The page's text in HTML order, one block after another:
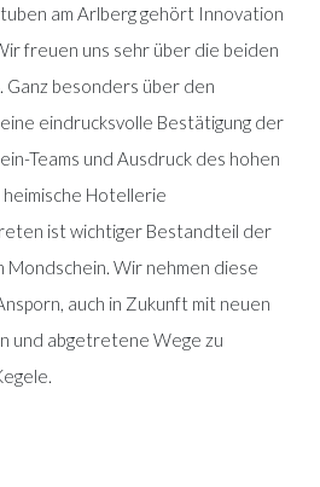
am Arlberg gehört Innovation
freuen uns sehr über die beiden
besonders über den
eindrucksvolle Bestätigung der
Teams und Ausdruck des hohen
heimische Hotellerie
ist wichtiger Bestandteil der
Wir nehmen diese
auch in Zukunft mit neuen
und abgetretene Wege zu